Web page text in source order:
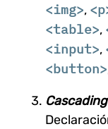
<img>,
<table>,
<input>,
<button>